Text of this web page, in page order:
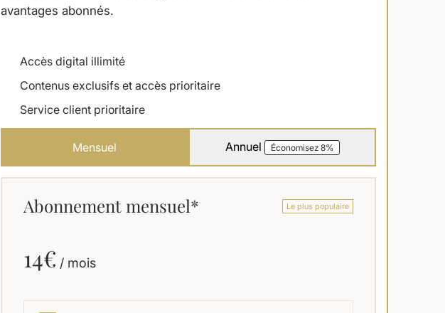
avantages abonnés.
Accès digital illimité
Contenus exclusifs et accès prioritaire
Service client prioritaire
Mensuel Annuel Économisez 8%
Abonnement mensuel* Le plus populaire
14€ / mois